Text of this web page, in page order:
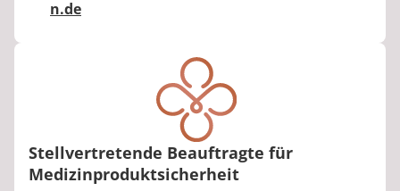
n.de
Stellvertretende Beauftragte für
Medizinproduktsicherheit